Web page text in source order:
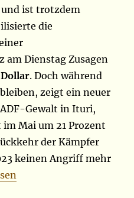
ist trotzdem
die
Dienstag Zusagen
. Doch während
zeigt ein neuer
Gewalt in Ituri,
Mai um 21 Prozent
der Kämpfer
keinen Angriff mehr